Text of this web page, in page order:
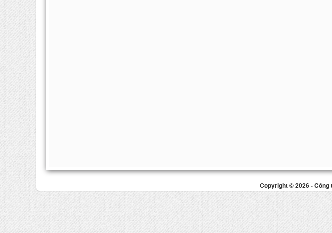
Copyright © 2026 - Công